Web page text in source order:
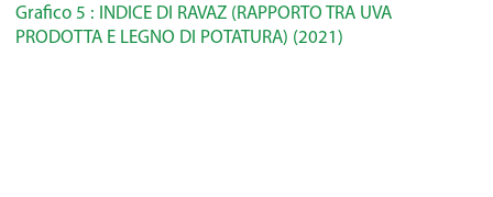
Grafico 5 : INDICE DI RAVAZ (RAPPORTO TRA UVA
PRODOTTA E LEGNO DI POTATURA) (2021)